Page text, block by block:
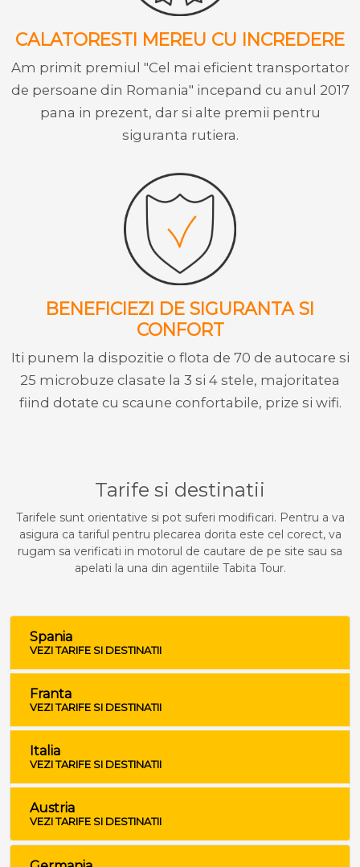
CALATORESTI MEREU CU INCREDERE
Am primit premiul "Cel mai eficient transportator
de persoane din Romania" incepand cu anul 2017
pana in prezent, dar si alte premii pentru
siguranta rutiera.
BENEFICIEZI DE SIGURANTA SI
CONFORT
Iti punem la dispozitie o flota de 70 de autocare si
25 microbuze clasate la 3 si 4 stele, majoritatea
fiind dotate cu scaune confortabile, prize si wifi.
Tarife si destinatii
Tarifele sunt orientative si pot suferi modificari. Pentru a va
asigura ca tariful pentru plecarea dorita este cel corect, va
rugam sa verificati in motorul de cautare de pe site sau sa
apelati la una din agentiile Tabita Tour.
Spania
VEZI TARIFE SI DESTINATII
Franta
VEZI TARIFE SI DESTINATII
Italia
VEZI TARIFE SI DESTINATII
Austria
VEZI TARIFE SI DESTINATII